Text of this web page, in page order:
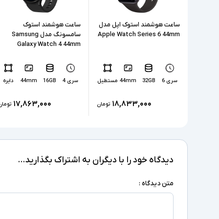
ساعت هوشمند استوک اپل مدل
Apple Watch Series 6 44mm
سری 6 32GB
44mm مستطیل
۱۸,۸۳۳,۰۰۰ تومان
ساعت هوشمند استوک
سامسونگ مدل Samsung
Galaxy Watch 4 44mm
سری 4 16GB
44mm دایره
۱۷,۸۶۳,۰۰۰
دیدگاه خود را با دیگران به اشتراک بگذارید...
متن دیدگاه :